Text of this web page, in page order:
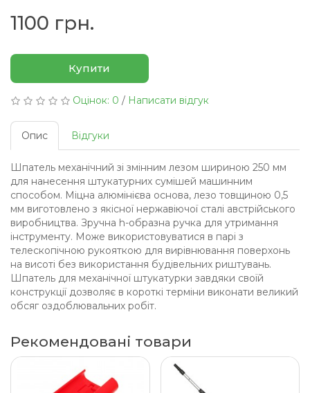
1100 грн.
Купити
Оцінок: 0 / Написати відгук
Опис Відгуки
Шпатель механічний зі змінним лезом шириною 250 мм
для нанесення штукатурних сумішей машинним
способом. Міцна алюмінієва основа, лезо товщиною 0,5
мм виготовлено з якісної нержавіючої сталі австрійського
виробництва. Зручна h-образна ручка для утримання
інструменту. Може використовуватися в парі з
телескопічною рукояткою для вирівнювання поверхонь
на висоті без використання будівельних риштувань.
Шпатель для механічної штукатурки завдяки своїй
конструкції дозволяє в короткі терміни виконати великий
обсяг оздоблювальних робіт.
Рекомендовані товари